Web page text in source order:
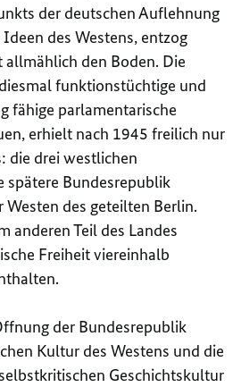
der deutschen Auflehnung
des Westens, entzog
allmählich den Boden. Die
funktionstüchtige und
fähige parlamentarische
erhielt nach 1945 freilich nur
die drei westlichen
spätere Bundesrepublik
des geteilten Berlin.
anderen Teil des Landes
Freiheit viereinhalb
der Bundesrepublik
Kultur des Westens und die
Geschichtskultur